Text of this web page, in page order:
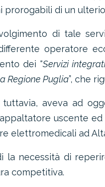
prorogabili di un
di tale
operatore
dei “Servizi
Regione Puglia”, che
tuttavia, aveva ad
uscente
elettromedicali ad
la necessità di
competitiva.